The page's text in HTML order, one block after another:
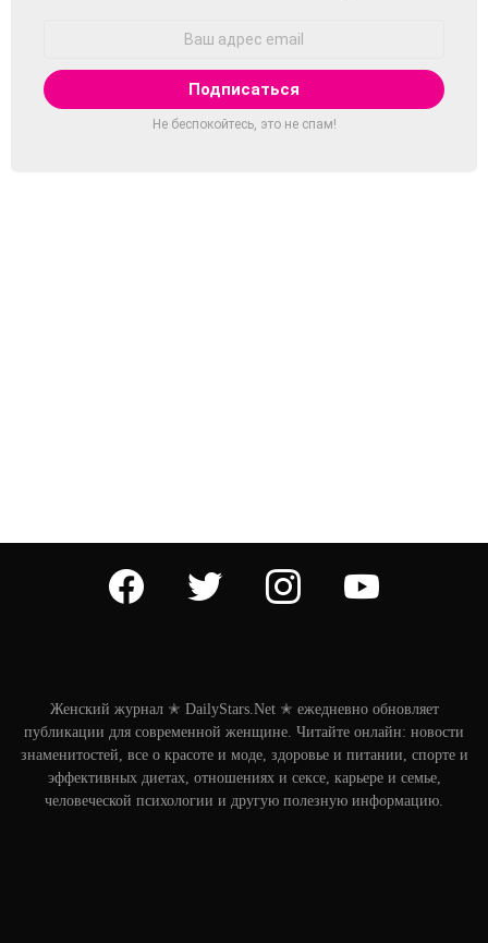
Не беспокойтесь, это не спам!
facebook twitter instagram
Женский журнал ✭ DailyStars.Net ✭ ежедневно обновляет
публикации для современной женщине. Читайте онлайн: новости
знаменитостей, все о красоте и моде, здоровье и питании, спорте и
эффективных диетах, отношениях и сексе, карьере и семье,
человеческой психологии и другую полезную информацию.